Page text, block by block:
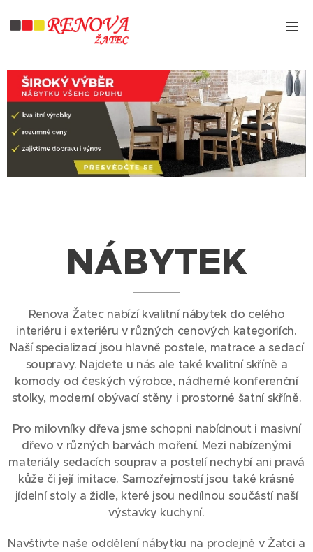
NÁBYTEK
Renova Žatec nabízí kvalitní nábytek do celého
interiéru i exteriéru v různých cenových kategoriích.
Naší specializací jsou hlavně postele, matrace a sedací
soupravy. Najdete u nás ale také kvalitní skříně a
komody od českých výrobce, nádherné konferenční
stolky, moderní obývací stěny i prostorné šatní skříně.
Pro milovníky dřeva jsme schopni nabídnout i masivní
dřevo v různých barvách moření. Mezi nabízenými
materiály sedacích souprav a postelí nechybí ani pravá
kůže či její imitace. Samozřejmostí jsou také krásné
jídelní stoly a židle, které jsou nedílnou součástí naší
výstavky kuchyní.
Navštivte naše oddělení nábytku na prodejně v Žatci a